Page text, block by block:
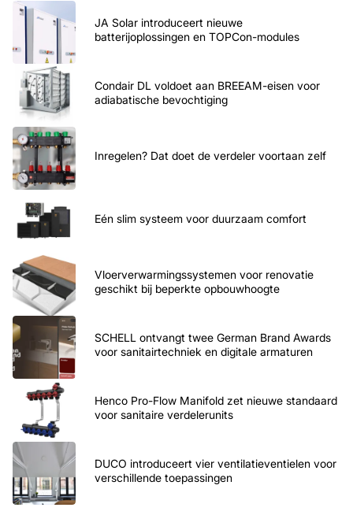
JA Solar introduceert nieuwe
batterijoplossingen en TOPCon-modules
Condair DL voldoet aan BREEAM-eisen voor
adiabatische bevochtiging
Inregelen? Dat doet de verdeler voortaan zelf
Eén slim systeem voor duurzaam comfort
Vloerverwarmingssystemen voor renovatie
geschikt bij beperkte opbouwhoogte
SCHELL ontvangt twee German Brand Awards
voor sanitairtechniek en digitale armaturen
Henco Pro-Flow Manifold zet nieuwe standaard
voor sanitaire verdelerunits
DUCO introduceert vier ventilatieventielen voor
verschillende toepassingen